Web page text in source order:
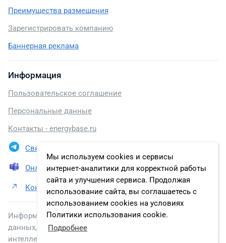
Мы используем cookies и сервисы
интернет-аналитики для корректной работы
сайта и улучшения сервиса. Продолжая
использование сайта, вы соглашаетесь с
использованием cookies на условиях
Политики использования cookie.
Подробнее
Преимущества размещения
Зарегистрировать компанию
Баннерная реклама
Информация
Пользовательское соглашение
Персональные данные
Контакты - energybase.ru
Связаться в Telegram
Онлайн презентация
Контакты АО «Транснефть – Дружба»
Информация, размещенная на сайте, включена в базу
данных, зарегистрированную в Федеральной службе по
интеллектуальной собственности.